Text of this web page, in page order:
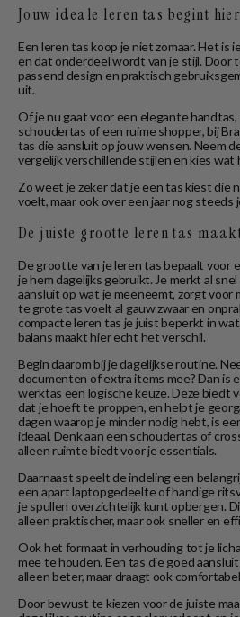
Jouw ideale leren tas begint hier
Een leren tas koop je niet zomaar. Het is
en dat onderdeel wordt van je stijl. Door
passend design en praktisch
uit.
Of je nu gaat voor een elegante
schoudertas of een ruime shopper, bij
tas die aansluit op jouw wensen. Neem
vergelijk verschillende stijlen en kies wat
Zo weet je zeker dat je een tas kiest die
voelt, maar ook over een jaar nog steeds
De juiste grootte leren tas
De grootte van je leren tas bepaalt voor
je hem dagelijks gebruikt. Je merkt al
aansluit op wat je meeneemt, zorgt voor
te grote tas voelt al gauw zwaar en
compacte leren tas je juist beperkt in
balans maakt hier echt het verschil.
Begin daarom bij je dagelijkse routine.
documenten of extra items mee? Dan is
werktas een logische keuze. Deze biedt
dat je hoeft te proppen, en helpt je
dagen waarop je minder nodig hebt, is
ideaal. Denk aan een schoudertas of
alleen ruimte biedt voor je essentials.
Daarnaast speelt de indeling een
een apart laptopgedeelte of handige
je spullen overzichtelijk kunt opbergen.
alleen praktischer, maar ook sneller en
Ook het formaat in verhouding tot je
mee te houden. Een tas die goed
alleen beter, maar draagt ook
Door bewust te kiezen voor de juiste